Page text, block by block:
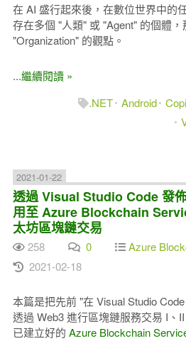
在 AI 盛行起來後，在數位世界中的
存在多個 "人類" 或 "Agent" 的個體
"Organization" 的觀點。
...繼續閱讀 »
.NET Android
2021-01-22
透過 Visual Studio Code 發
用至 Azure Blockchain
太坊區塊鏈交易
258 0
Azure
2021-02-18
本篇是把先前 "在 Visual Studio
透過 Web3 進行區塊鏈服務交易 I、
已建立好的 Azure Blockchain